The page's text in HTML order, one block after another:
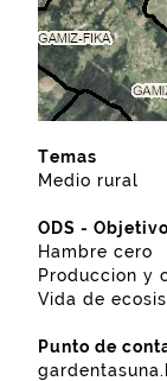
Temas
Medio rural
ODS -
Hambre cero
Produccion y
Vida de
Punto de